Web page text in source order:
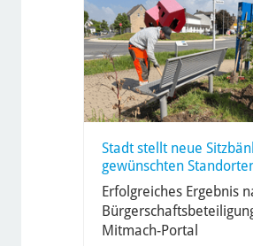
Stadt stellt neue
gewünschten
Erfolgreiches Ergebnis
Mitmach-Portal